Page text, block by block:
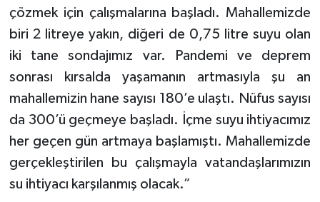
çözmek için çalışmalarına başladı. Mahallemizde
biri 2 litreye yakın, diğeri de 0,75 litre suyu olan
iki tane sondajımız var. Pandemi ve deprem
sonrası kırsalda yaşamanın artmasıyla şu an
mahallemizin hane sayısı 180’e ulaştı. Nüfus sayısı
da 300’ü geçmeye başladı. İçme suyu ihtiyacımız
her geçen gün artmaya başlamıştı. Mahallemizde
gerçekleştirilen bu çalışmayla vatandaşlarımızın
su ihtiyacı karşılanmış olacak.”